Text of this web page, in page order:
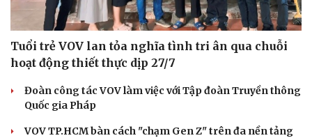
Tuổi trẻ VOV lan tỏa nghĩa tình tri ân qua chuỗi
hoạt động thiết thực dịp 27/7
Đoàn công tác VOV làm việc với Tập đoàn Truyền thông
Quốc gia Pháp
VOV TP.HCM bàn cách "chạm Gen Z" trên đa nền tảng